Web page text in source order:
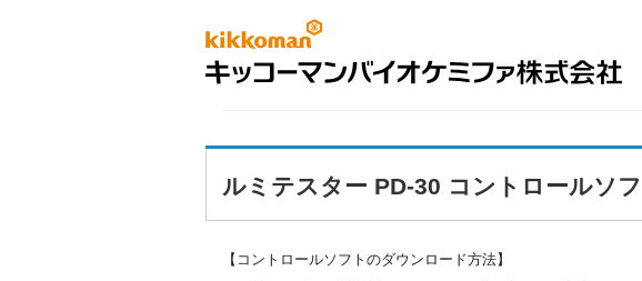
ルミテスター PD-30 コントロールソ
【コントロールソフトのダウンロード方法】